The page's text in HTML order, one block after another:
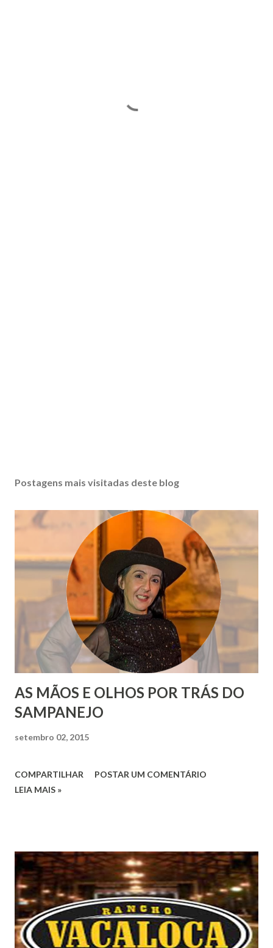
Postagens mais visitadas deste blog
AS MÃOS E OLHOS POR TRÁS DO
SAMPANEJO
setembro 02, 2015
COMPARTILHAR
POSTAR UM COMENTÁRIO
LEIA MAIS »